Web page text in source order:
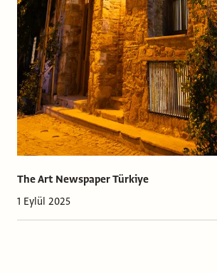
The Art Newspaper Türkiye
1 Eylül 2025